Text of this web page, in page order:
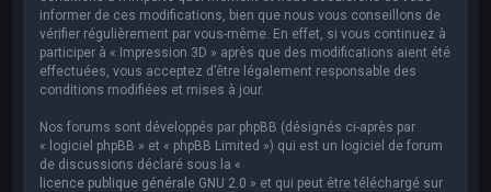
informer de ces modifications, bien que nous vous conseillons de
vérifier régulièrement par vous-même. En effet, si vous continuez à
participer à « Impression 3D » après que des modifications aient été
effectuées, vous acceptez d’être légalement responsable des
conditions modifiées et mises à jour.
Nos forums sont développés par phpBB (désignés ci-après par
« logiciel phpBB » et « phpBB Limited ») qui est un logiciel de forum
de discussions déclaré sous la «
licence publique générale GNU 2.0 » et qui peut être téléchargé sur